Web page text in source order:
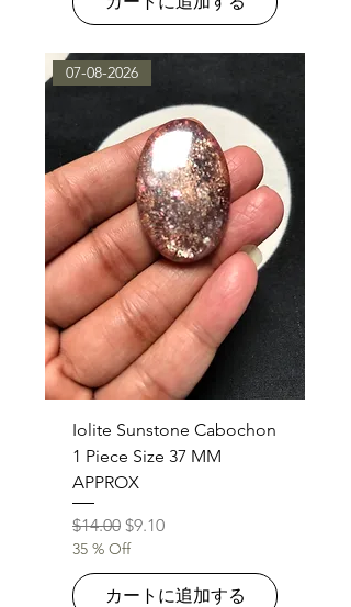
07-08-2026
Iolite Sunstone Cabochon
1 Piece Size 37 MM
APPROX
通常価格
$14.00 セール価格
$9.10
35 % Off
カートに追加する